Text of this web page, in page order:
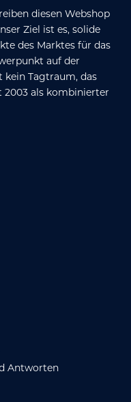
diesen Webshop
Ziel ist es, solide
des Marktes für das
auf der
kein Tagtraum, das
2003 als kombinierter
Antworten